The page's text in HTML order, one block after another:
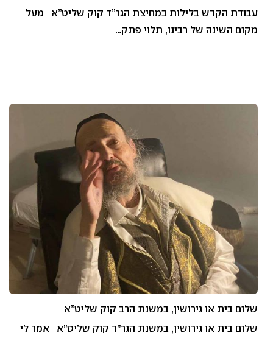
עבודת הקדש בלילות במחיצת הגר”ד קוק שליט”א מעל
מקום השינה של רבינו, תלוי פתק…
שלום בית או גירושין, במשנת הרב קוק שליט”א
שלום בית או גירושין, במשנת הגר”ד קוק שליט”א אמר לי